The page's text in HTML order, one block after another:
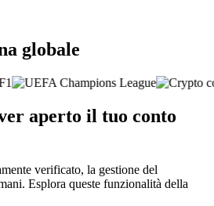
globale
aperto il tuo conto
verificato, la gestione del
Esplora queste funzionalità della